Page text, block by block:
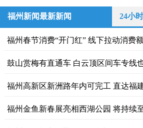
福州新闻最新新闻 24小
福州春节消费“开门红” 线下拉动消费
鼓山赏梅有直通车 白云顶区间车专线
福州高新区新洲路年内可完工 直达福
福州金鱼新春展亮相西湖公园 将持续